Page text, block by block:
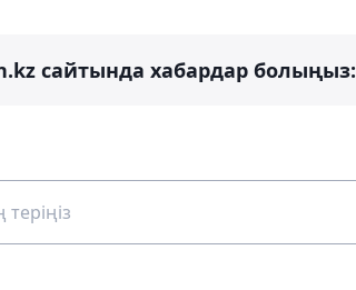
сайтында хабардар болыңыз: